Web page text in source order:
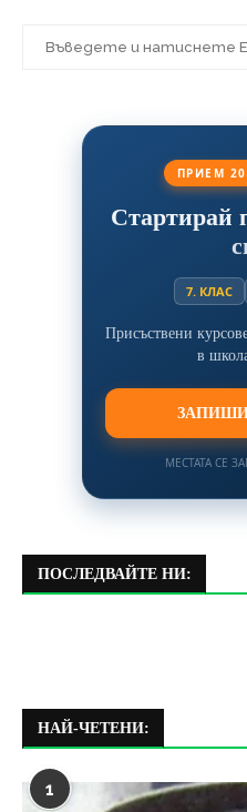
ПРИЕМ
Стартирай
7. КЛАС
Присъствени
в
ЗАПИШИ
МЕСТАТА СЕ
ПОСЛЕДВАЙТЕ НИ:
НАЙ-ЧЕТЕНИ:
1